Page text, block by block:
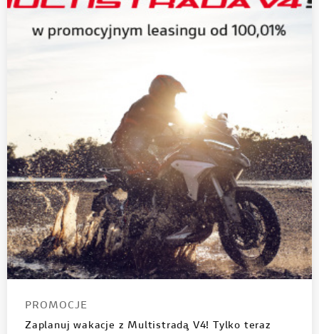
PROMOCJE
Zaplanuj wakacje z Multistradą V4! Tylko teraz